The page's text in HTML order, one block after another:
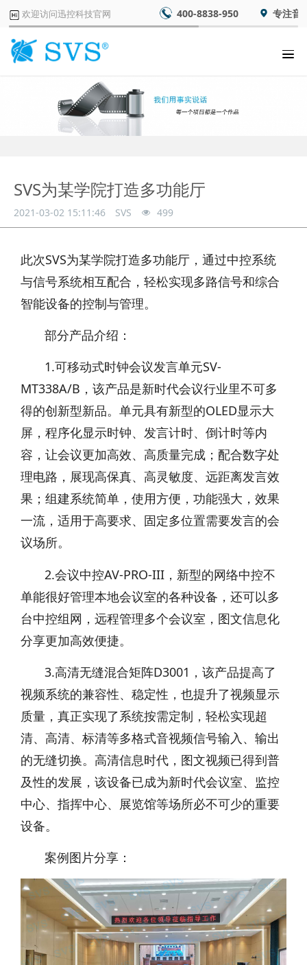
欢迎访问迅控科技官网 400-8838-950 专注音
SVS为某学院打造多功能厅
2021-03-02 15:11:46 SVS 499
此次SVS为某学院打造多功能厅，通过中控系统
与信号系统相互配合，轻松实现多路信号和综合
智能设备的控制与管理。
部分产品介绍：
1.可移动式时钟会议发言单元SV-
MT338A/B，该产品是新时代会议行业里不可多
得的创新型新品。单元具有新型的OLED显示大
屏，程序化显示时钟、发言计时、倒计时等内
容，让会议更加高效、高质量完成；配合数字处
理电路，展现高保真、高灵敏度、远距离发言效
果；组建系统简单，使用方便，功能强大，效果
一流，适用于高要求、固定多位置需要发言的会
议场所。
2.会议中控AV-PRO-III，新型的网络中控不
单能很好管理本地会议室的各种设备，还可以多
台中控组网，远程管理多个会议室，图文信息化
分享更加高效便捷。
3.高清无缝混合矩阵D3001，该产品提高了
视频系统的兼容性、稳定性，也提升了视频显示
质量，真正实现了系统按需定制，轻松实现超
清、高清、标清等多格式音视频信号输入、输出
的无缝切换。高清信息时代，图文视频已得到普
及性的发展，该设备已成为新时代会议室、监控
中心、指挥中心、展览馆等场所必不可少的重要
设备。
案例图片分享：